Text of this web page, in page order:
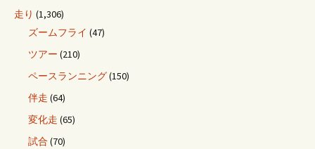
走り (1,306)
ズームフライ (47)
ツアー (210)
ペースランニング(150)
伴走 (64)
変化走 (65)
試合 (70)